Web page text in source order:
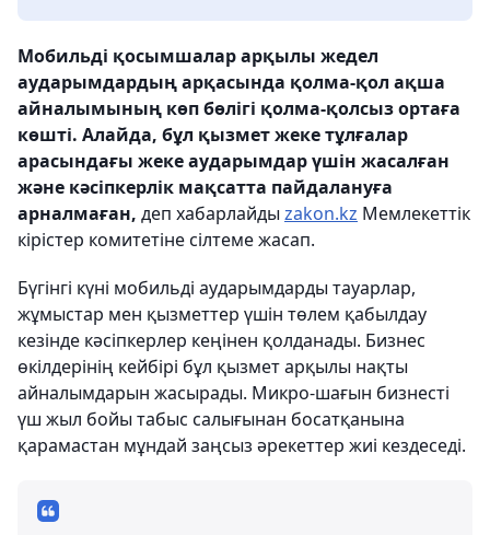
Мобильді қосымшалар арқылы жедел
аударымдардың арқасында қолма-қол ақша
айналымының көп бөлігі қолма-қолсыз ортаға
көшті. Алайда, бұл қызмет жеке тұлғалар
арасындағы жеке аударымдар үшін жасалған
және кәсіпкерлік мақсатта пайдалануға
арналмаған, деп хабарлайды zakon.kz Мемлекеттік
кірістер комитетіне сілтеме жасап.
Бүгінгі күні мобильді аударымдарды тауарлар,
жұмыстар мен қызметтер үшін төлем қабылдау
кезінде кәсіпкерлер кеңінен қолданады. Бизнес
өкілдерінің кейбірі бұл қызмет арқылы нақты
айналымдарын жасырады. Микро-шағын бизнесті
үш жыл бойы табыс салығынан босатқанына
қарамастан мұндай заңсыз әрекеттер жиі кездеседі.